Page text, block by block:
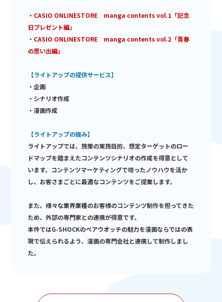
・ CASIO ONLINESTORE manga contents vol.1「記念
日プレゼント編」
・ CASIO ONLINESTORE manga contents vol.2「青春
の思い出編」
【ライトアップの提供サービス】
・企画
・シナリオ作成
・漫画作成
【ライトアップの強み】
ライトアップでは、施策の実施目的、想定ターゲットのロー
ドマップを踏まえたコンテンツシナリオの作成を得意として
います。コンテンツマーケティングで培ったノウハウを活か
し、お客さまごとに最適なコンテンツをご提案します。
また、様々な業界業種のお客様のコンテンツ制作を担ってきた
ため、外部の専門家との連携が得意です。
本件ではG-SHOCKのペアウオッチの魅力を漫画ならではの表
現で伝えられるよう、漫画の専門会社と連携して制作しまし
た。